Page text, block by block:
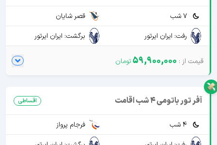
7 شب
قصر شایان
رفت: ایران ایرتور
برگشت: ایران ایرتور
59,900,000
آفر تور باتومی 4 شب اقامت اقساطی
4 شب
فرجام پرواز